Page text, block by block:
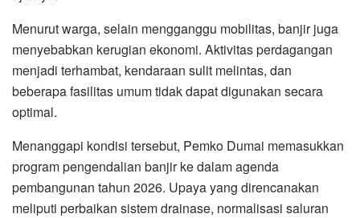
Menurut warga, selain mengganggu mobilitas, banjir juga
menyebabkan kerugian ekonomi. Aktivitas perdagangan
menjadi terhambat, kendaraan sulit melintas, dan
beberapa fasilitas umum tidak dapat digunakan secara
optimal.
Menanggapi kondisi tersebut, Pemko Dumai memasukkan
program pengendalian banjir ke dalam agenda
pembangunan tahun 2026. Upaya yang direncanakan
meliputi perbaikan sistem drainase, normalisasi saluran